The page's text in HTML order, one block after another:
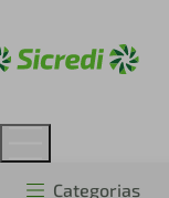
Categorias